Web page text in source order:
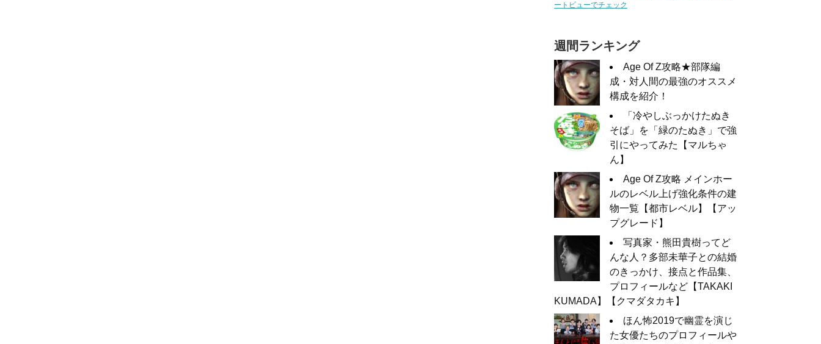
ートビューでチェック
週間ランキング
Age Of Z攻略★部隊編
成・対人間の最強のオススメ
構成を紹介！
「冷やしぶっかけたぬき
そば」を「緑のたぬき」で強
引にやってみた【マルちゃ
ん】
Age Of Z攻略 メインホー
ルのレベル上げ強化条件の建
物一覧【都市レベル】【アッ
プグレード】
写真家・熊田貴樹ってど
んな人？多部未華子との結婚
のきっかけ、接点と作品集、
プロフィールなど【TAKAKI
KUMADA】【クマダタカキ】
ほん怖2019で幽霊を演じ
た女優たちのプロフィールや